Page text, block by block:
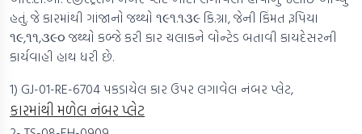
હતું. જે કારમાંથી ગાંજાનો જથ્થો ૧૯૧.૧૩૯ કિ.ગ્રા, જેની કિંમત રૂપિયા
૧૯,૧૧,૩૯૦ જથ્થો કબ્જે કરી કાર ચલાકને વોન્ટેડ બતાવી કાયદેસરની
કાર્યવાહી હાથ ધરી છે.
1) GJ-01-RE-6704 પકડાયેલ કાર ઉપર લગાવેલ નંબર પ્લેટ,
કારમાંથી મળેલ નંબર પ્લેટ